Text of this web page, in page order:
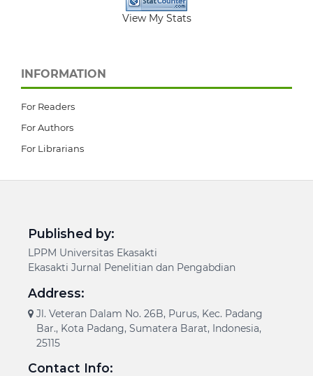
View My Stats
INFORMATION
For Readers
For Authors
For Librarians
Published by:
LPPM Universitas Ekasakti
Ekasakti Jurnal Penelitian dan Pengabdian
Address:
Jl. Veteran Dalam No. 26B, Purus, Kec. Padang
Bar., Kota Padang, Sumatera Barat, Indonesia,
25115
Contact Info: